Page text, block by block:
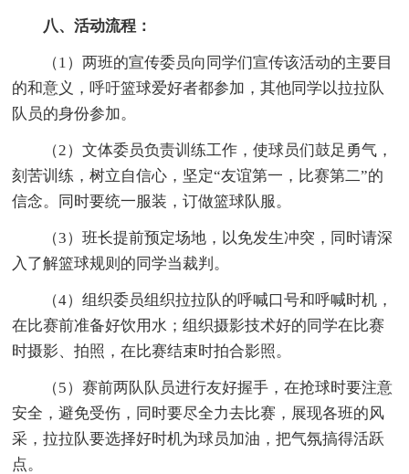
八、活动流程：
（1）两班的宣传委员向同学们宣传该活动的主要目
的和意义，呼吁篮球爱好者都参加，其他同学以拉拉队
队员的身份参加。
（2）文体委员负责训练工作，使球员们鼓足勇气，
刻苦训练，树立自信心，坚定“友谊第一，比赛第二”的
信念。同时要统一服装，订做篮球队服。
（3）班长提前预定场地，以免发生冲突，同时请深
入了解篮球规则的同学当裁判。
（4）组织委员组织拉拉队的呼喊口号和呼喊时机，
在比赛前准备好饮用水；组织摄影技术好的同学在比赛
时摄影、拍照，在比赛结束时拍合影照。
（5）赛前两队队员进行友好握手，在抢球时要注意
安全，避免受伤，同时要尽全力去比赛，展现各班的风
采，拉拉队要选择好时机为球员加油，把气氛搞得活跃
点。